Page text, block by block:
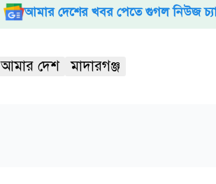
আমার দেশের খবর পেতে গুগল নিউজ
আমার দেশ মাদারগঞ্জ